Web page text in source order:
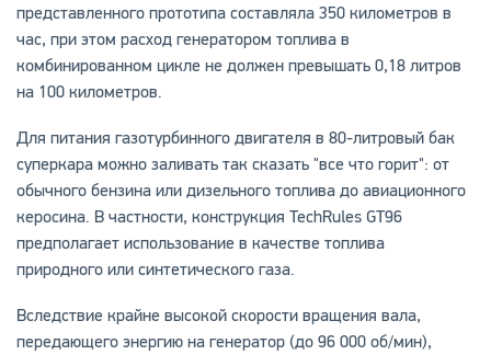
представленного прототипа составляла 350 километров в
час, при этом расход генератором топлива в
комбинированном цикле не должен превышать 0,18 литров
на 100 километров.
Для питания газотурбинного двигателя в 80-литровый бак
суперкара можно заливать так сказать "все что горит": от
обычного бензина или дизельного топлива до авиационного
керосина. В частности, конструкция TechRules GT96
предполагает использование в качестве топлива
природного или синтетического газа.
Вследствие крайне высокой скорости вращения вала,
передающего энергию на генератор (до 96 000 об/мин),